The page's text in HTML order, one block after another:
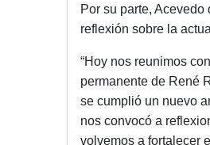
Por su parte,
reflexión sobre la
“Hoy nos reunimos
permanente de René
se cumplió un nuevo
nos convocó a
volvemos a fortalecer